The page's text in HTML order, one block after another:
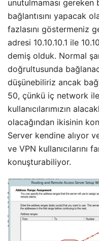
unutulmaması
bağlantısını yapacak
fazlasını göstermeniz
adresi 10.10.10.1 ile
demiş olduk. Normal
doğrultusunda
düşünebiliriz ancak
50, çünkü iç network
kullanıcılarımızın
olacağından ikisinin
Server kendine alıyor
ve VPN kullanıcılarını
konuşturabiliyor.